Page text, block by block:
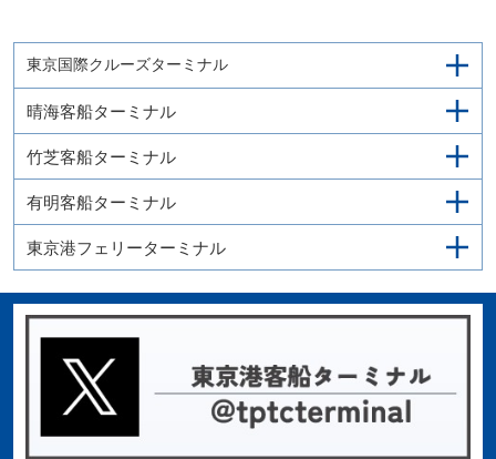
東京国際クルーズターミナル
晴海客船ターミナル
竹芝客船ターミナル
有明客船ターミナル
東京港フェリーターミナル